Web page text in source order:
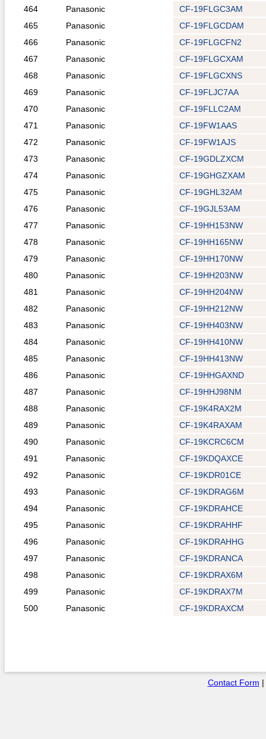
464
Panasonic
CF-19FLGC3AM
465
Panasonic
CF-19FLGCDAM
466
Panasonic
CF-19FLGCFN2
467
Panasonic
CF-19FLGCXAM
468
Panasonic
CF-19FLGCXNS
469
Panasonic
CF-19FLJC7AA
470
Panasonic
CF-19FLLC2AM
471
Panasonic
CF-19FW1AAS
472
Panasonic
CF-19FW1AJS
473
Panasonic
CF-19GDLZXCM
474
Panasonic
CF-19GHGZXAM
475
Panasonic
CF-19GHL32AM
476
Panasonic
CF-19GJL53AM
477
Panasonic
CF-19HH153NW
478
Panasonic
CF-19HH165NW
479
Panasonic
CF-19HH170NW
480
Panasonic
CF-19HH203NW
481
Panasonic
CF-19HH204NW
482
Panasonic
CF-19HH212NW
483
Panasonic
CF-19HH403NW
484
Panasonic
CF-19HH410NW
485
Panasonic
CF-19HH413NW
486
Panasonic
CF-19HHGAXND
487
Panasonic
CF-19HHJ98NM
488
Panasonic
CF-19K4RAX2M
489
Panasonic
CF-19K4RAXAM
490
Panasonic
CF-19KCRC6CM
491
Panasonic
CF-19KDQAXCE
492
Panasonic
CF-19KDR01CE
493
Panasonic
CF-19KDRAG6M
494
Panasonic
CF-19KDRAHCE
495
Panasonic
CF-19KDRAHHF
496
Panasonic
CF-19KDRAHHG
497
Panasonic
CF-19KDRANCA
498
Panasonic
CF-19KDRAX6M
499
Panasonic
CF-19KDRAX7M
500
Panasonic CF-19KDRAXCM
Contact Form |